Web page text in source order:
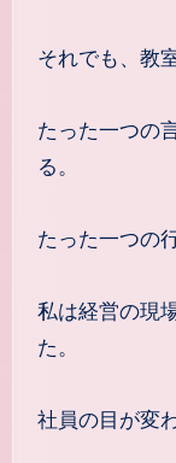
それでも、教
たった一つの
る。
たった一つの
私は経営の現
た。
社員の目が変